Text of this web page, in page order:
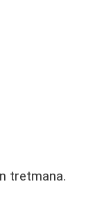
tretmana.